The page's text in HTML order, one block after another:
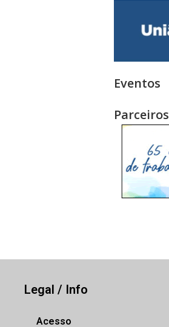
Eventos
Parceiros
Legal / Info
Acesso